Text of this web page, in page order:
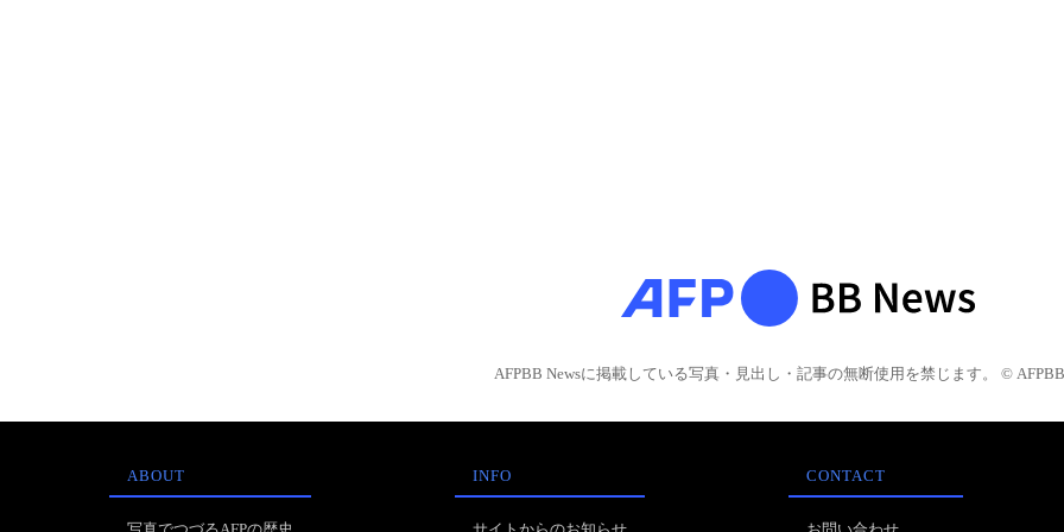
AFPBB Newsに掲載している写真・見出し・記事の無断使用を禁じます。 © AFPBB
ABOUT INFO CONTACT